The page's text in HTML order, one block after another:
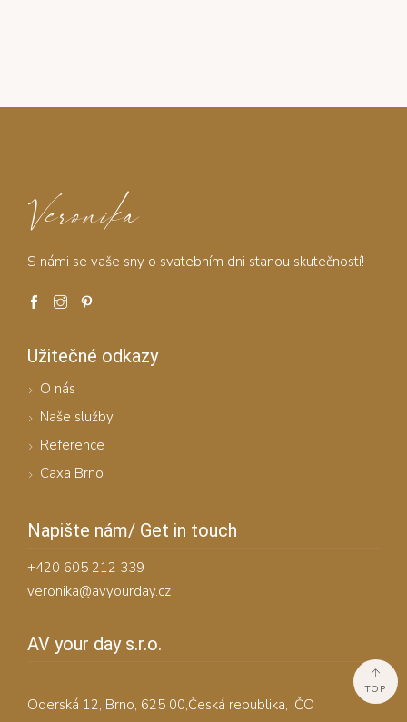
Veronika
S námi se vaše sny o svatebním dni stanou skutečností!
Užitečné odkazy
O nás
Naše služby
Reference
Caxa Brno
Napište nám/ Get in touch
+420 605 212 339
veronika@avyourday.cz
AV your day s.r.o.
Oderská 12, Brno, 625 00,Česká republika, IČO
TOP